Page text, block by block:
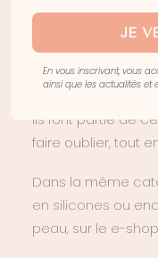
vous permettre
journée, sans
l’essentiel : votre
Parce que le
ils font partie de
faire oublier, tout
Dans la même
en silicones ou
peau, sur le e-
JE
En vous inscrivant, vous
ainsi que les actualités et